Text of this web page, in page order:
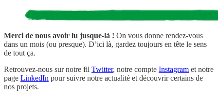
Merci de nous avoir lu jusque-là ! On vous donne rendez-vous
dans un mois (ou presque). D’ici là, gardez toujours en tête le sens
de tout ça.
Retrouvez-nous sur notre fil Twitter, notre compte Instagram et notre
page LinkedIn pour suivre notre actualité et découvrir certains de
nos projets.